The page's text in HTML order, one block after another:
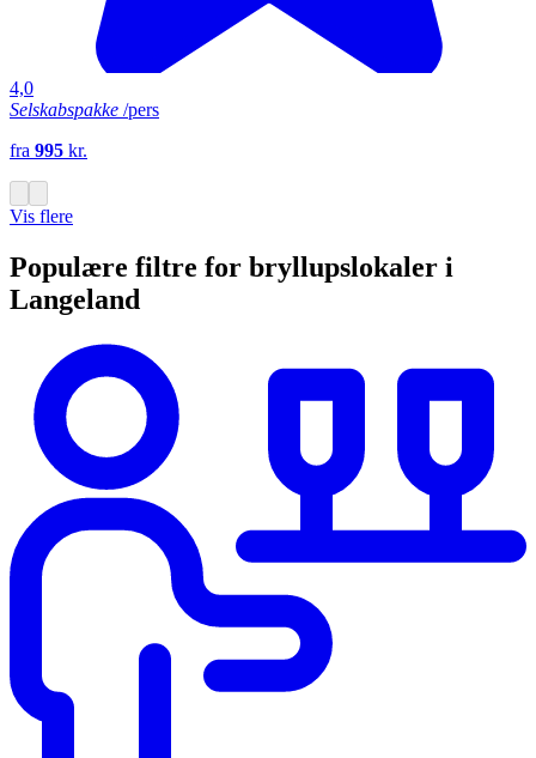
4,0
Selskabspakke /pers
fra 995 kr.
Vis flere
Populære filtre for bryllupslokaler i
Langeland